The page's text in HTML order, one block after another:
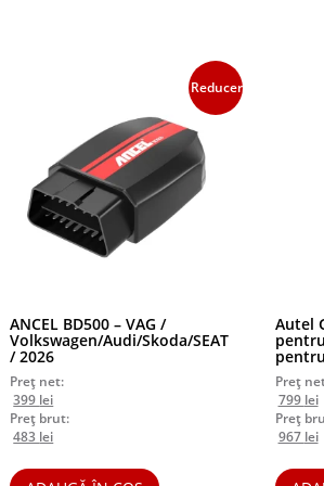
Reduceri!
ANCEL BD500 – VAG /
Volkswagen/Audi/Skoda/SEAT
/ 2026
Preț net:
Prețul
inițial
a
420 lei.
399 leiPrețul
curent
este:
Preț brut:
Prețul
a
483 leiPrețul
este:
Autel
Preț
Prețul
inițial
a
830 lei.
799 lei
Preț
Prețul
a
967 lei